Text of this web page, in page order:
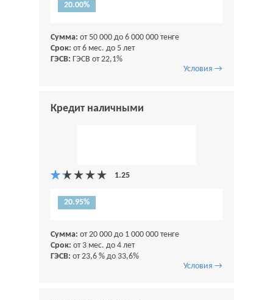
20.00%
Сумма: от 50 000 до 6 000 000 тенге
Срок: от 6 мес. до 5 лет
ГЭСВ: ГЭСВ от 22,1%
Условия →
Кредит наличными
20.95%
Сумма: от 20 000 до 1 000 000 тенге
Срок: от 3 мес. до 4 лет
ГЭСВ: от 23,6 % до 33,6%
Условия →